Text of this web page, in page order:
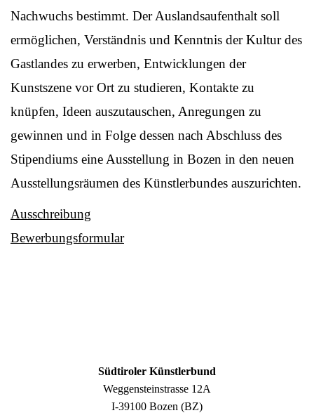
Nachwuchs bestimmt. Der Auslandsaufenthalt soll
ermöglichen, Verständnis und Kenntnis der Kultur des
Gastlandes zu erwerben, Entwicklungen der
Kunstszene vor Ort zu studieren, Kontakte zu
knüpfen, Ideen auszutauschen, Anregungen zu
gewinnen und in Folge dessen nach Abschluss des
Stipendiums eine Ausstellung in Bozen in den neuen
Ausstellungsräumen des Künstlerbundes auszurichten.
Ausschreibung
Bewerbungsformular
Südtiroler Künstlerbund
Weggensteinstrasse 12A
I-39100 Bozen (BZ)